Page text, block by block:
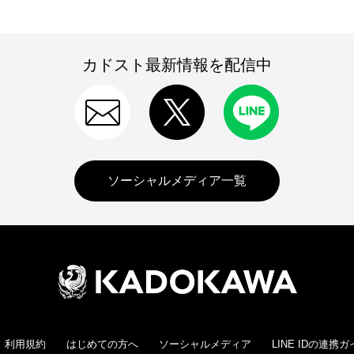
カドスト最新情報を配信中
ソーシャルメディア一覧
利用規約 はじめての方へ ソーシャルメディア LINE IDの連携ガ